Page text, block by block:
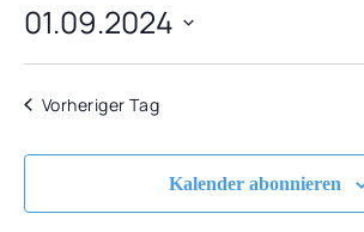
SEPTEMBER
2024
01.09.2024
Datum
Vorheriger Tag
Kalender abonnieren